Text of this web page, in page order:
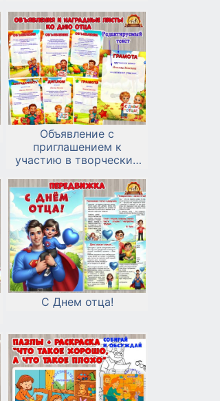
Объявление с
приглашением к
участию в творческих
С Днем отца!